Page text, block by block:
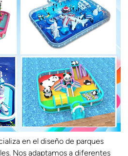
en el diseño de parques
Nos adaptamos a diferentes